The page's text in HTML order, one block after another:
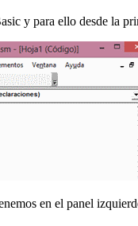
y para ello desde la
en el panel